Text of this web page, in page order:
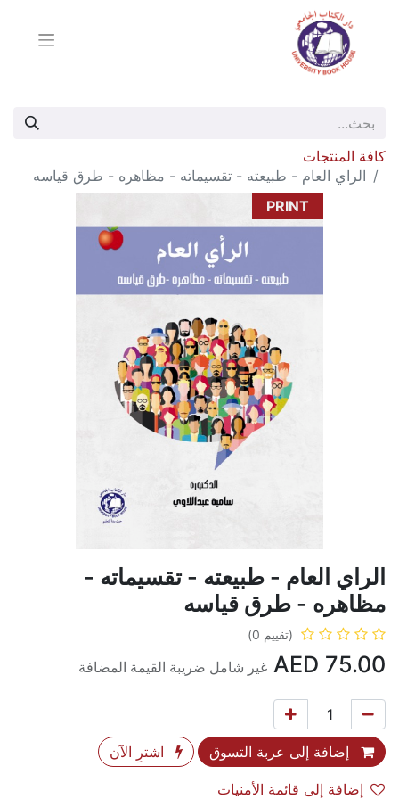
كافة المنتجات
الراي العام - طبيعته - تقسيماته - مظاهره - طرق قياسه
PRINT
الراي العام - طبيعته - تقسيماته -
مظاهره - طرق قياسه
(تقييم 0)
75.00 غير شامل ضريبة القيمة المضافة
إضافة إلى عربة التسوق اشترِ الآن
إضافة إلى قائمة الأمنيات